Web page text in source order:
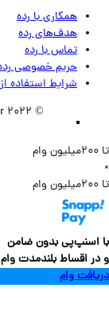
همکاری با رده
هدف‌های رده
تماس‌ با‌ رده
حریم خصوصی رده
شرایط استفاده از رده
بدون ضامن
بلندمدت وام بگیر
وام